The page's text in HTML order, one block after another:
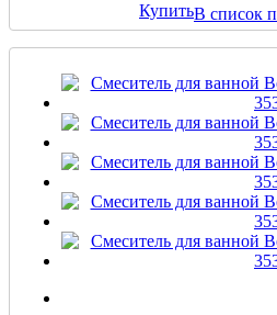
КупитьВ список